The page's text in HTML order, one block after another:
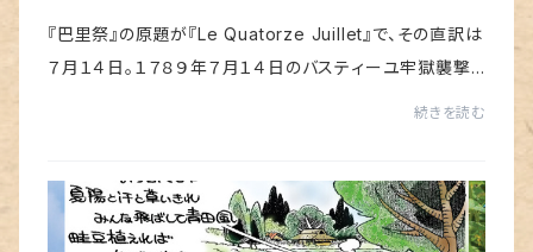
『巴里祭』の原題が『Le Quatorze Juillet』で、その直訳は
７月１４日。１７８９年７月１４日のバスティーユ牢獄襲撃
続きを読む